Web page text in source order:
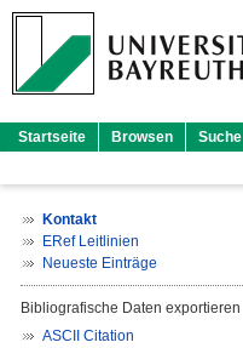
Startseite Browsen Suche
Kontakt
ERef Leitlinien
Neueste Einträge
Bibliografische Daten exportieren
ASCII Citation